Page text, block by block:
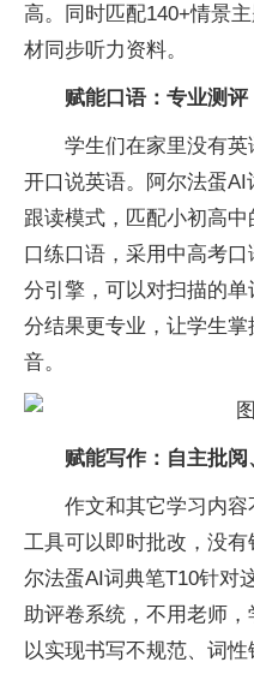
高。同时匹配140+情景
材同步听力资料。
赋能口语：专业测
学生们在家里没有
开口说英语。阿尔法蛋
跟读模式，匹配小初高
口练口语，采用中高考
分引擎，可以对扫描的
分结果更专业，让学生
音。
赋能写作：自主批
作文和其它学习内
工具可以即时批改，没
尔法蛋AI词典笔T10针对
助评卷系统，不用老师
以实现书写不规范、词